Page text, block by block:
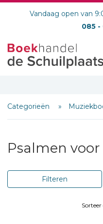
Vandaag open van
085 -
Categorieën
Psalmen
Filteren
Sorteer